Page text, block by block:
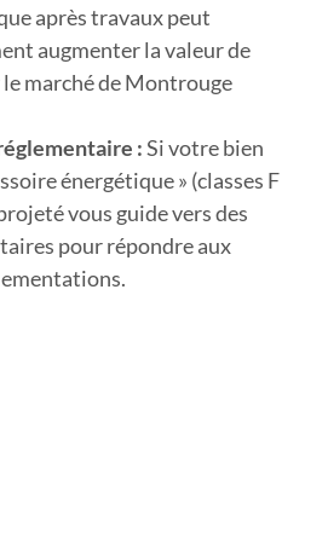
après travaux peut
augmenter la valeur de
marché de Montrouge
:Si votre bien
énergétique » (classes F
vous guide vers des
pour répondre aux